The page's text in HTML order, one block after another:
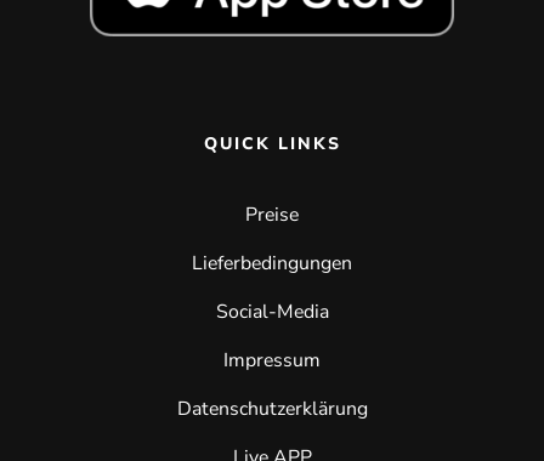
QUICK LINKS
Preise
Lieferbedingungen
Social-Media
Impressum
Datenschutzerklärung